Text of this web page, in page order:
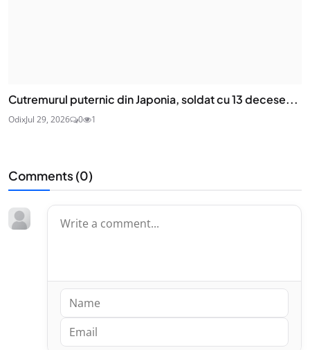
Cutremurul puternic din Japonia, soldat cu 13 decese...
OdixJul 29, 2026 0 1
Comments (0)